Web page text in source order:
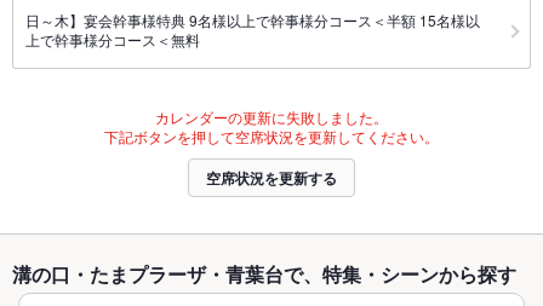
日～木】宴会幹事様特典 9名様以上で幹事様分コース＜半額 15名様以
上で幹事様分コース＜無料
カレンダーの更新に失敗しました。
下記ボタンを押して空席状況を更新してください。
空席状況を更新する
溝の口・たまプラーザ・青葉台で、特集・シーンから探す